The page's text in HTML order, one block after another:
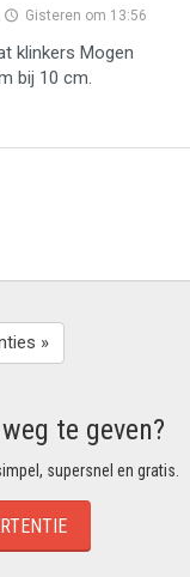
Gisteren om 13:56
klinkers Mogen
bij 10 cm.
»
te geven?
supersnel en gratis.